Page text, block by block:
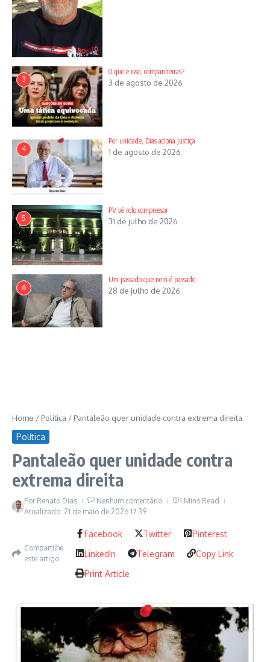
3
O que é isso, companheiras?
3 de agosto de 2026
4
Por unidade, Dias aciona Justiça
1 de agosto de 2026
5
PV vê rolo compressor
31 de julho de 2026
6
Um passado que nem é passado
28 de julho de 2026
Home / Política / Pantaleão quer unidade contra extrema direita
Política
Pantaleão quer unidade contra
extrema direita
Por Renato Dias Nenhum comentário
1 Mins Read
Atualizado: 21 de maio de 2026 17:39
Compartilhe
este artigo
Facebook Twitter
Pinterest
LinkedIn
Telegram
Copy Link
Print Article